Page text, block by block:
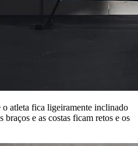
atleta fica ligeiramente inclinado
braços e as costas ficam retos e os